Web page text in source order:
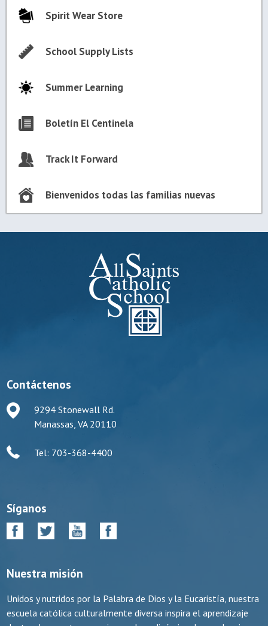
Spirit Wear Store
School Supply Lists
Summer Learning
Boletín El Centinela
Track It Forward
Bienvenidos todas las familias nuevas
Contáctenos
9294 Stonewall Rd.
Manassas, VA 20110
Tel: 703-368-4400
Síganos
Nuestra misión
Unidos y nutridos por la Palabra de Dios y la Eucaristía, nuestra
escuela católica culturalmente diversa inspira el aprendizaje